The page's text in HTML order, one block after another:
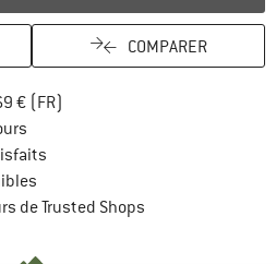
COMPARER
€ (FR)
de Trusted Shops